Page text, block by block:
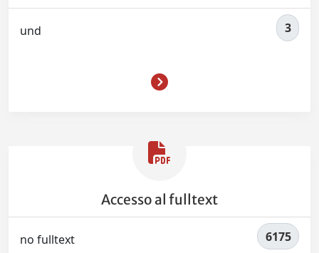
und 3
Accesso al fulltext
no fulltext 6175